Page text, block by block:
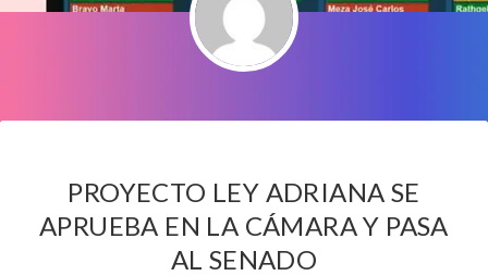
PROYECTO LEY ADRIANA SE
APRUEBA EN LA CÁMARA Y PASA
AL SENADO